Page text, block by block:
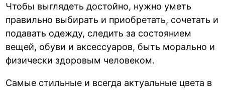
Чтобы выглядеть достойно, нужно уметь
правильно выбирать и приобретать, сочетать и
подавать одежду, следить за состоянием
вещей, обуви и аксессуаров, быть морально и
физически здоровым человеком.
Самые стильные и всегда актуальные цвета в